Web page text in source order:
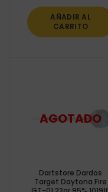
AÑADIR AL
CARRITO
Dartstore Dardos
Target Daytona Fire